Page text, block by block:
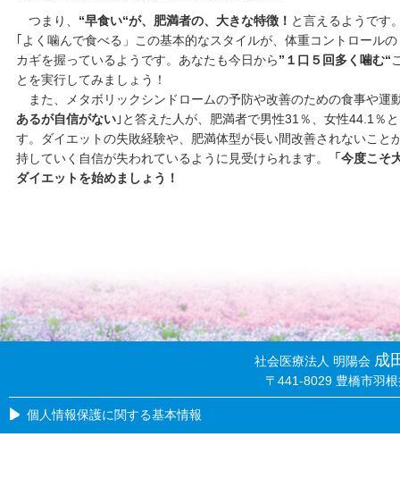
つまり、 “早食い“が、肥満者の、大きな特徴！ と言えるようです
｢よく噛んで食べる」この基本的なスタイルが、体重コントロールの
カギを握っているようです。あなたも今日から”１口５回多く噛む“
とを実行してみましょう！
また、メタボリックシンドロームの予防や改善のための食事や運
あるが自信がない ｣と答えた人が、肥満者で男性31％、女性44.1％
す。ダイエットの失敗経験や、肥満体型が長い間改善されないこと
持していく自信が失われているように見受けられます。
「今度こ
ダイエットを始めましょう！
社会医療法人 明陽会 成
〒441-8029 豊橋市羽
個人情報保護に関する基本情報